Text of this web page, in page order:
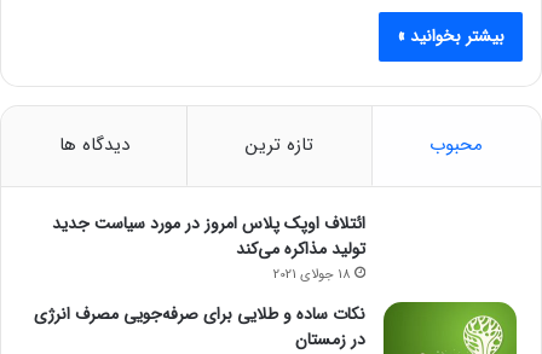
بیشتر بخوانید »
محبوب تازه ترین دیدگاه ها
ائتلاف اوپک پلاس امروز در مورد سیاست جدید
تولید مذاکره می‌کند
18 جولای 2021
نکات ساده و طلایی برای صرفه‌جویی مصرف انرژی
در زمستان